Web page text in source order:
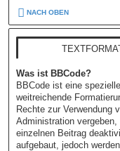
NACH OBEN
Was ist BBCode?
BBCode ist eine
weitreichende
Rechte zur Verwendung
Administration
einzelnen Beitrag
aufgebaut, jedoch